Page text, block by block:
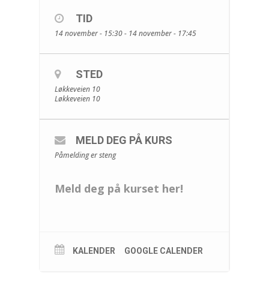
TID
14 november - 15:30 - 14 november - 17:45
STED
Løkkeveien 10
Løkkeveien 10
MELD DEG PÅ KURS
Påmelding er steng
Meld deg på kurset her!
KALENDER GOOGLE CALENDER